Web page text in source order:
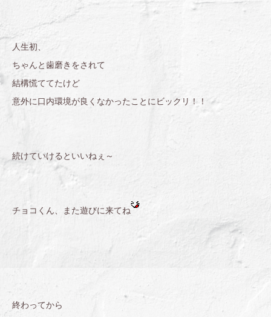
人生初、
ちゃんと歯磨きをされて
結構慌ててたけど
意外に口内環境が良くなかったことにビックリ！！
続けていけるといいねぇ～
チョコくん、また遊びに来てね
終わってから